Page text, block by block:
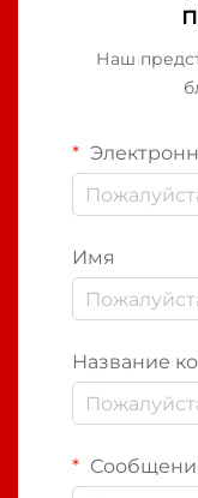
Наш
Имя
Название